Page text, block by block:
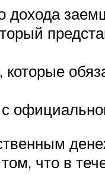
дохода
что в